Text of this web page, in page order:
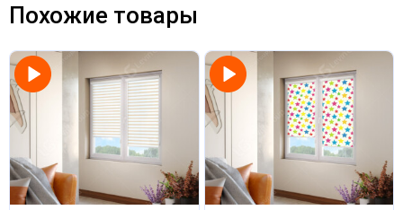
Похожие товары